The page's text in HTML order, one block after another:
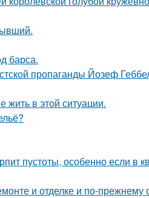
барса.
пропаганды Йозеф
жить в этой ситуации.
пустоты, особенно если в
и отделке и по-прежнему